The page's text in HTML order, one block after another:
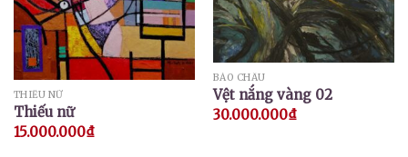
THIẾU NỮ
Thiếu nữ
15.000.000₫
BẢO CHÂU
Vệt nắng vàng 02
30.000.000₫